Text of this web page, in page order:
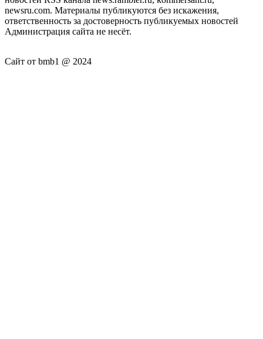
newsru.com. Материалы публикуются без искажения,
ответственность за достоверность публикуемых новостей
Администрация сайта не несёт.
Сайт от bmb1 @ 2024